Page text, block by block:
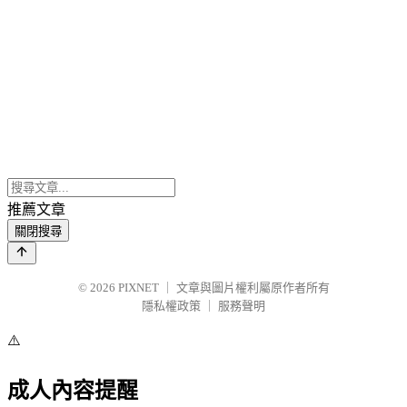
推薦文章
關閉搜尋
© 2026 PIXNET
文章與圖片權利屬原作者所有
隱私權政策
服務聲明
⚠️
成人內容提醒